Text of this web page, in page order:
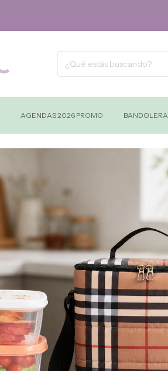
AGENDAS 2026 PROMO